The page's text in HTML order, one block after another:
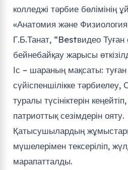
колледжі тәрбие бөлімінің
«Анатомия және
Г.Б.Танат, “Bestвидео
бейнебайқау жарысы
Іс – шараның мақсаты: туған
сүйіспеншілікке тәрбиелеу,
туралы түсініктерін
патриоттық сезімдерін ояту.
Қатысушылардың
мүшелерімен тексеріліп,
марапатталды.